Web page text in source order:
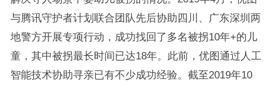
与腾讯守护者计划联合团队先后协助四川、广东深圳两
地警方开展专项行动，成功找回了多名被拐10年+的儿
童，其中被拐最长时间已达18年。此前，优图通过人工
智能技术协助寻亲已有不少成功经验。截至2019年10